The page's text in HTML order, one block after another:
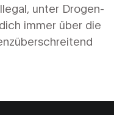
unter Drogen-
immer über die